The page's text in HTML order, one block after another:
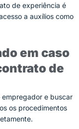
de experiência é
a auxílios como
em caso
de
empregador e buscar
os procedimentos